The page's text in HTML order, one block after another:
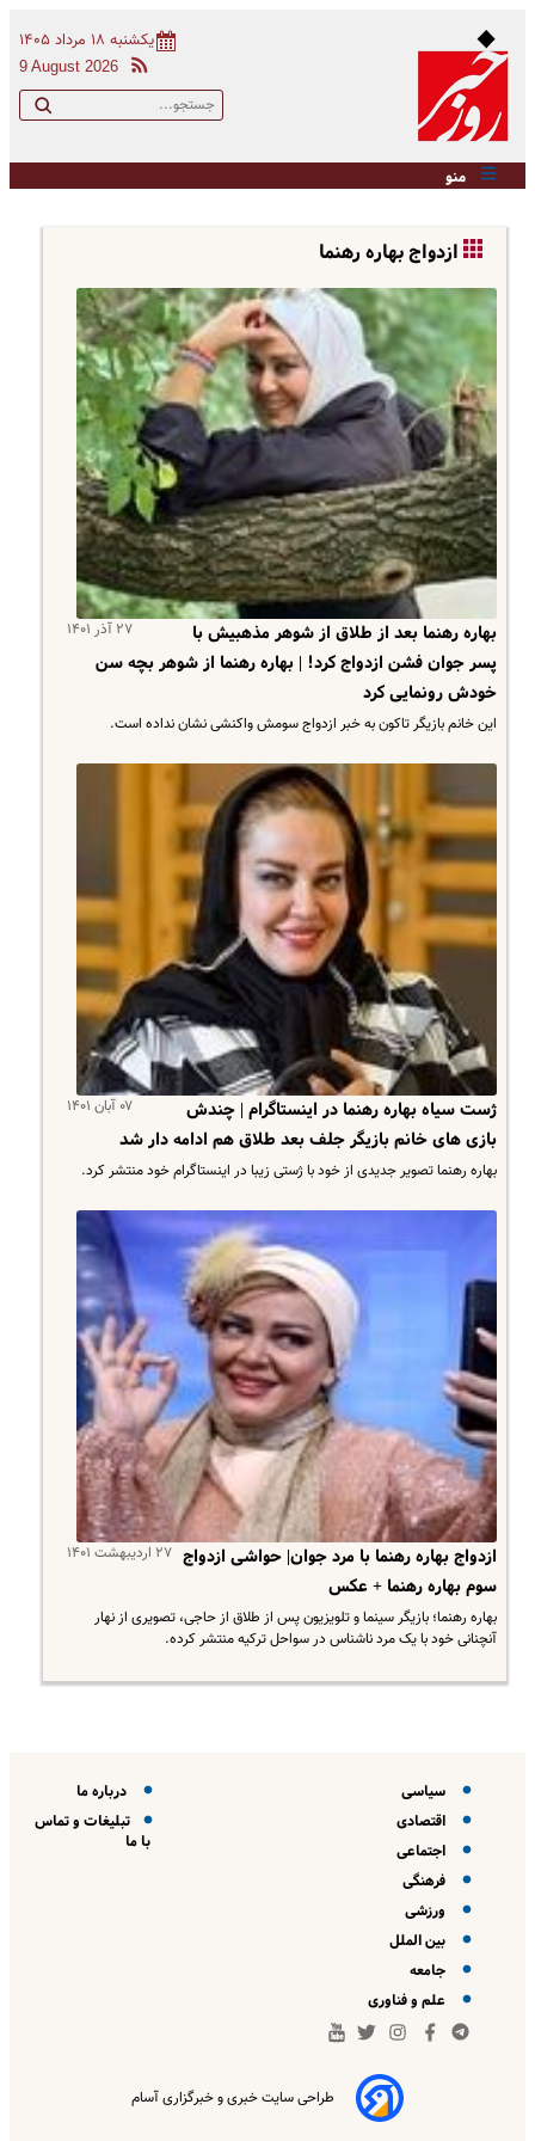
یکشنبه ۱۸ مرداد ۱۴۰۵
9 August 2026
منو
ازدواج بهاره رهنما
۲۷ آذر ۱۴۰۱
بهاره رهنما بعد از طلاق از شوهر مذهبیش با
پسر جوان فشن ازدواج کرد! | بهاره رهنما از شوهر بچه سن
خودش رونمایی کرد
این خانم بازیگر تاکون به خبر ازدواج سومش واکنشی نشان نداده است.
۰۷ آبان ۱۴۰۱
ژست سیاه بهاره رهنما در اینستاگرام | چندش
بازی های خانم بازیگر جلف بعد طلاق هم ادامه دار شد
بهاره رهنما تصویر جدیدی از خود با ژستی زیبا در اینستاگرام خود منتشر کرد.
۲۷ اردیبهشت ۱۴۰۱ ازدواج بهاره رهنما با مرد جوان| حواشی ازدواج
سوم بهاره رهنما + عکس
بهاره رهنما؛ بازیگر سینما و تلویزیون پس از طلاق از حاجی، تصویری از نهار
آنچنانی خود با یک مرد ناشناس در سواحل ترکیه منتشر کرده.
سیاسی
اقتصادی
اجتماعی
فرهنگی
ورزشی
بین الملل
جامعه
علم و فناوری
درباره ما
تبلیغات و تماس
با ما
طراحی سایت خبری و خبرگزاری آسام